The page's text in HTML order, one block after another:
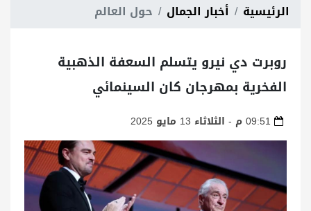
الرئيسية أخبار الجمال حول العالم
روبرت دي نيرو يتسلم السعفة الذهبية
الفخرية بمهرجان كان السينمائي